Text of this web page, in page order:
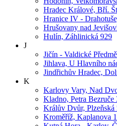
Hradec Králové, Bří.
Hranice IV -
Hrušovany nad
Hulín, Záhlinická 929
J
Jičín - Valdické
Jihlava, U Hlavního
Jindřichův Hradec,
K
Karlovy Vary, Nad
Kladno, Petra Bezruče
Králův Dvůr, Plzeňská
Kroměříž, Kaplanova